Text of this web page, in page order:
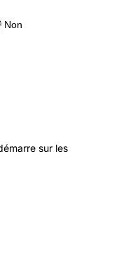
Non
sur les